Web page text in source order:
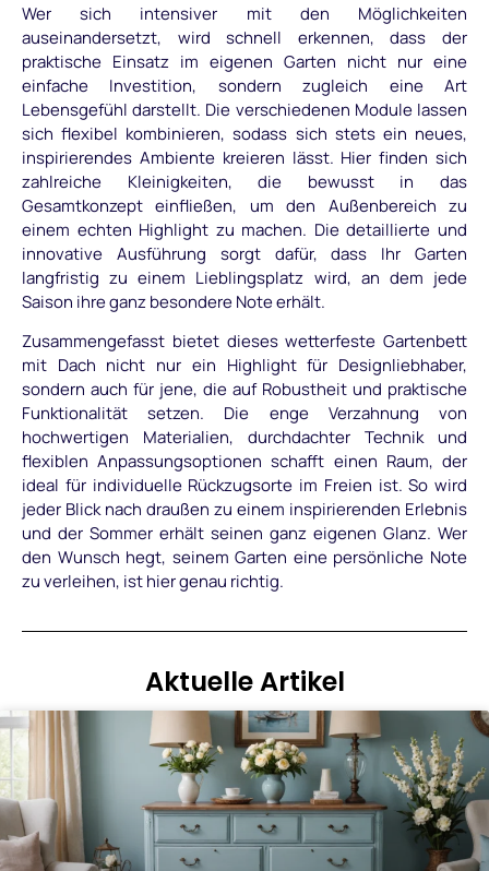
Wer sich intensiver mit den Möglichkeiten
auseinandersetzt, wird schnell erkennen, dass der
praktische Einsatz im eigenen Garten nicht nur eine
einfache Investition, sondern zugleich eine Art
Lebensgefühl darstellt. Die verschiedenen Module lassen
sich flexibel kombinieren, sodass sich stets ein neues,
inspirierendes Ambiente kreieren lässt. Hier finden sich
zahlreiche Kleinigkeiten, die bewusst in das
Gesamtkonzept einfließen, um den Außenbereich zu
einem echten Highlight zu machen. Die detaillierte und
innovative Ausführung sorgt dafür, dass Ihr Garten
langfristig zu einem Lieblingsplatz wird, an dem jede
Saison ihre ganz besondere Note erhält.
Zusammengefasst bietet dieses wetterfeste Gartenbett
mit Dach nicht nur ein Highlight für Designliebhaber,
sondern auch für jene, die auf Robustheit und praktische
Funktionalität setzen. Die enge Verzahnung von
hochwertigen Materialien, durchdachter Technik und
flexiblen Anpassungsoptionen schafft einen Raum, der
ideal für individuelle Rückzugsorte im Freien ist. So wird
jeder Blick nach draußen zu einem inspirierenden Erlebnis
und der Sommer erhält seinen ganz eigenen Glanz. Wer
den Wunsch hegt, seinem Garten eine persönliche Note
zu verleihen, ist hier genau richtig.
Aktuelle Artikel